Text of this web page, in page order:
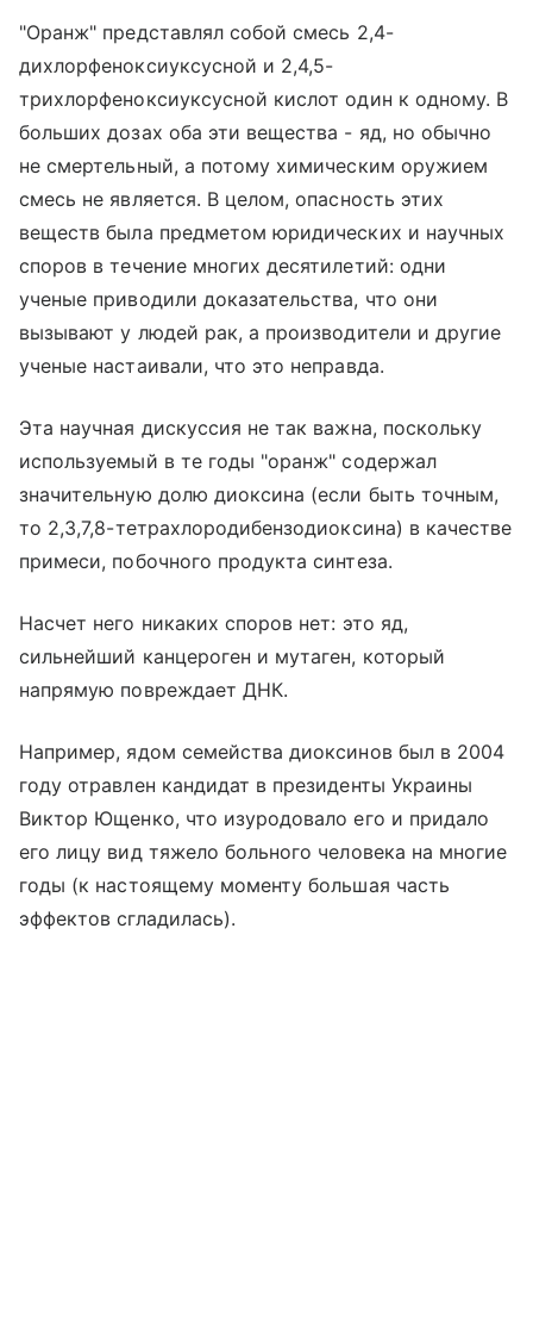
"Оранж" представлял собой смесь 2,4-
дихлорфеноксиуксусной и 2,4,5-
трихлорфеноксиуксусной кислот один к одному. В
больших дозах оба эти вещества - яд, но обычно
не смертельный, а потому химическим оружием
смесь не является. В целом, опасность этих
веществ была предметом юридических и научных
споров в течение многих десятилетий: одни
ученые приводили доказательства, что они
вызывают у людей рак, а производители и другие
ученые настаивали, что это неправда.
Эта научная дискуссия не так важна, поскольку
используемый в те годы "оранж" содержал
значительную долю диоксина (если быть точным,
то 2,3,7,8-тетрахлородибензодиоксина) в качестве
примеси, побочного продукта синтеза.
Насчет него никаких споров нет: это яд,
сильнейший канцероген и мутаген, который
напрямую повреждает ДНК.
Например, ядом семейства диоксинов был в 2004
году отравлен кандидат в президенты Украины
Виктор Ющенко, что изуродовало его и придало
его лицу вид тяжело больного человека на многие
годы (к настоящему моменту большая часть
эффектов сгладилась).